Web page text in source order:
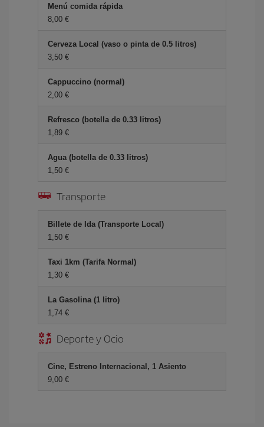
Menú comida rápida
8,00 €
Cerveza Local (vaso o pinta de 0.5 litros)
3,50 €
Cappuccino (normal)
2,00 €
Refresco (botella de 0.33 litros)
1,89 €
Agua (botella de 0.33 litros)
1,50 €
Transporte
Billete de Ida (Transporte Local)
1,50 €
Taxi 1km (Tarifa Normal)
1,30 €
La Gasolina (1 litro)
1,74 €
Deporte y Ocio
Cine, Estreno Internacional, 1 Asiento
9,00 €